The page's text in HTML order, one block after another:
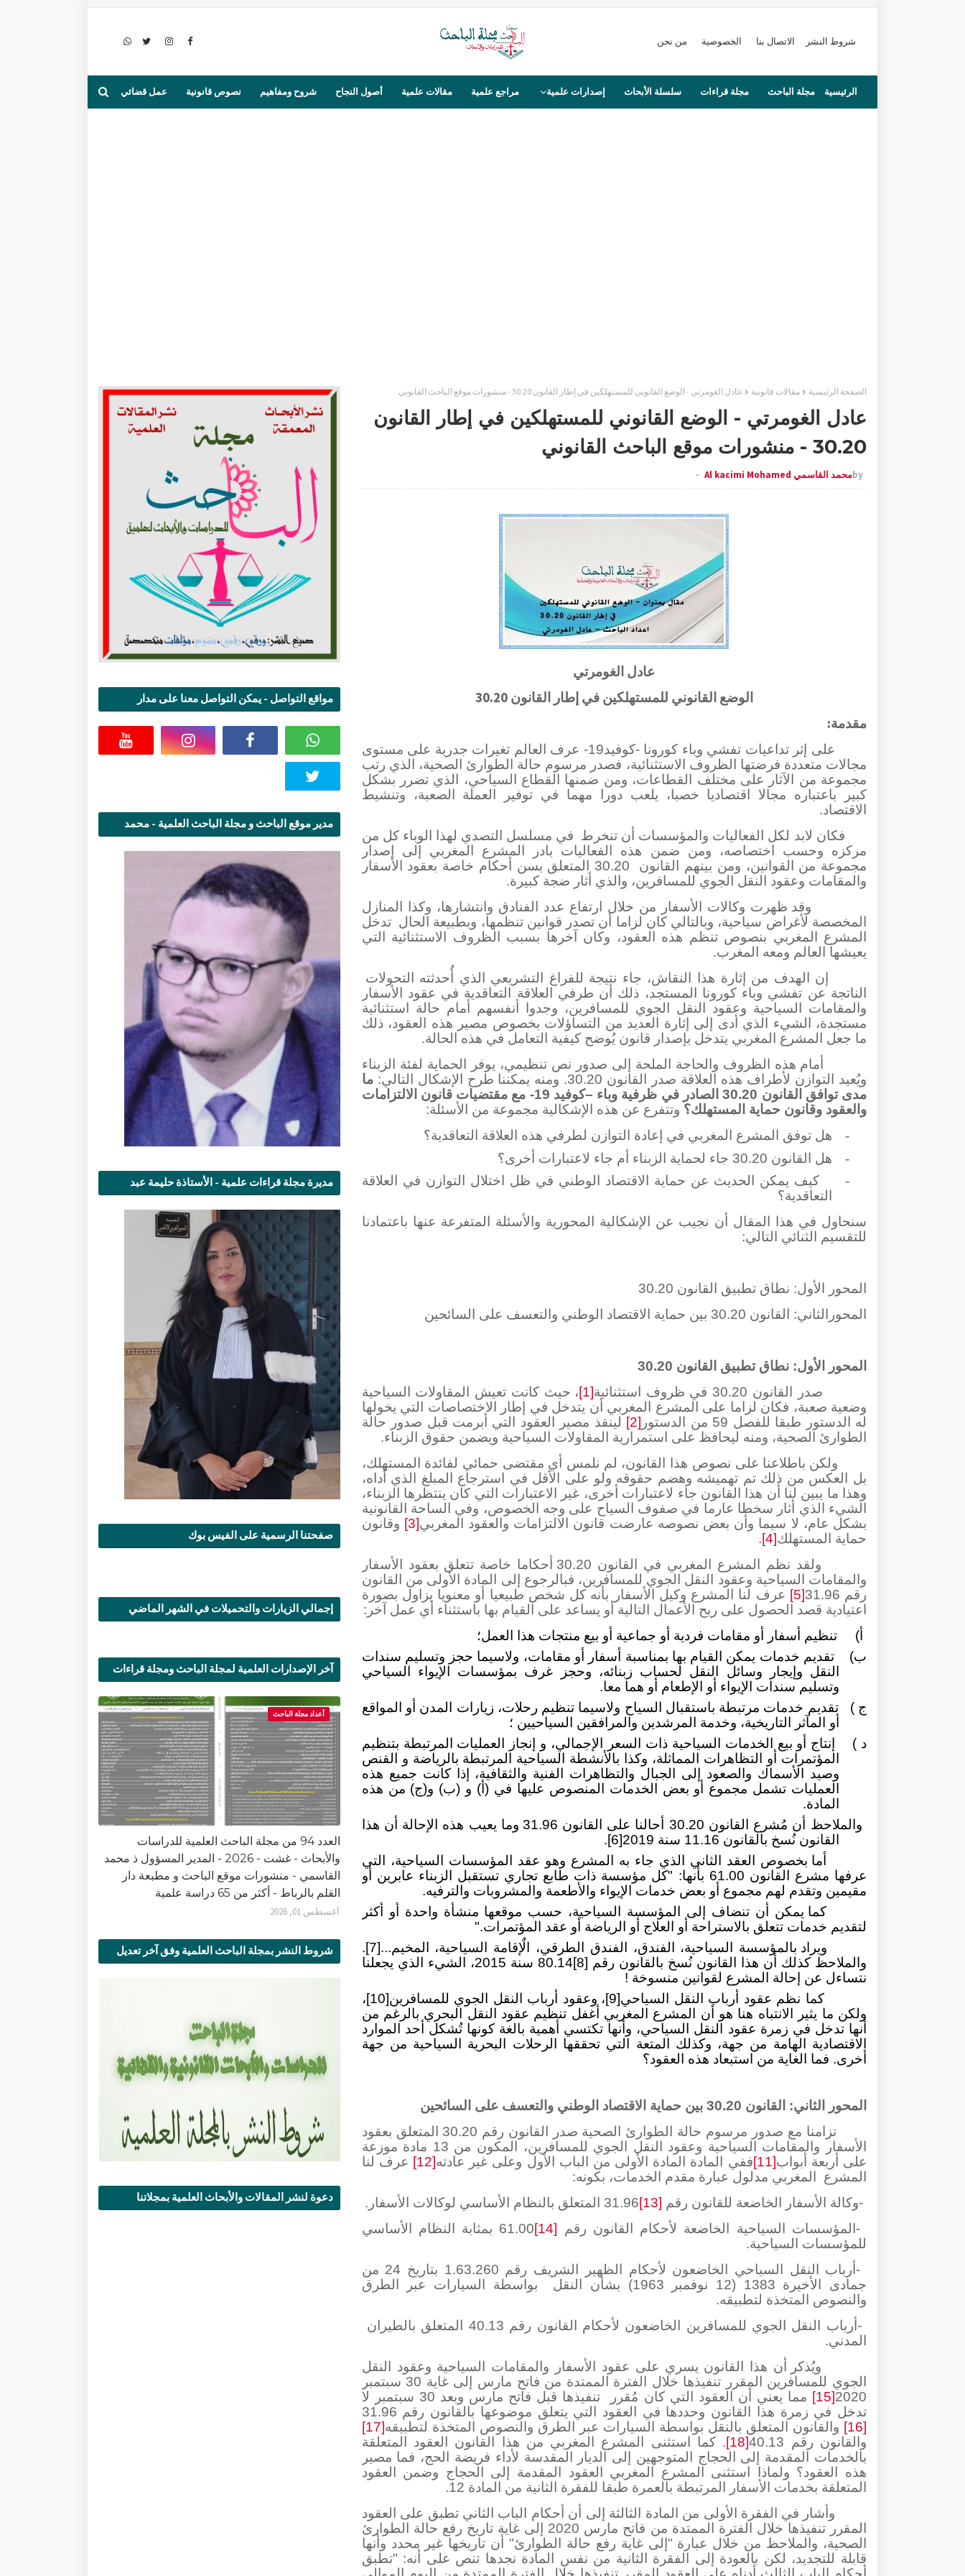
شروط النشر الاتصال بنا الخصوصية من نحن
الرئيسية مجلة الباحث مجلة قراءات سلسلة الأبحاث إصدارات علمية مراجع علمية مقالات علمية أصول النجاح شروح ومفاهيم نصوص قانونية عمل قضائي
الصفحة الرئيسية مقالات قانونية عادل الغومرتي - الوضع القانوني للمستهلكين في إطار القانون 30.20 - منشورات موقع الباحث القانوني
عادل الغومرتي - الوضع القانوني للمستهلكين في إطار القانون
30.20 - منشورات موقع الباحث القانوني
byمحمد القاسمي Al kacimi Mohamed
عادل الغومرتي
الوضع القانوني للمستهلكين في إطار القانون 30.20
مقدمة:
على إثر تداعيات تفشي وباء كورونا -كوفيد19- عرف العالم تغيرات جدرية على مستوى
مجالات متعددة فرضتها الظروف الاستثنائية، فصدر مرسوم حالة الطوارئ الصحية، الذي رتب
مجموعة من الآثار على مختلف القطاعات، ومن ضمنها القطاع السياحي، الذي تضرر بشكل
كبير باعتباره مجالا اقتصاديا خصبا، يلعب دورا مهما في توفير العملة الصعبة، وتنشيط
الاقتصاد.
فكان لابد لكل الفعاليات والمؤسسات أن تنخرط في مسلسل التصدي لهذا الوباء كل من
مركزه وحسب اختصاصه، ومن ضمن هذه الفعاليات بادر المشرع المغربي إلى إصدار
مجموعة من القوانين، ومن بينهم القانون
30.20 المتعلق بسن أحكام خاصة بعقود الأسفار
والمقامات وعقود النقل الجوي للمسافرين، والذي أثار ضجة كبيرة.
وقد ظهرت وكالات الأسفار من خلال ارتفاع عدد الفنادق وانتشارها، وكذا المنازل
المخصصة لأغراض سياحية، وبالتالي كان لزاما أن تصدر قوانين تنظمها، وبطبيعة الحال تدخل
المشرع المغربي بنصوص تنظم هذه العقود، وكان آخرها بسبب الظروف الاستثنائية التي
يعيشها العالم ومعه المغرب.
إن الهدف من إثارة هذا النقاش، جاء نتيجة للفراغ التشريعي الذي أُحدثته التحولات
الناتجة عن تفشي وباء كورونا المستجد، ذلك أن طرفي العلاقة التعاقدية في عقود الأسفار
والمقامات السياحية وعقود النقل الجوي للمسافرين، وجدوا أنفسهم أمام حالة استثنائية
مستجدة، الشيء الذي أدى إلى إثارة العديد من التساؤلات بخصوص مصير هذه العقود، ذلك
ما جعل المشرع المغربي يتدخل بإصدار قانون يُوضح كيفية التعامل في هذه الحالة.
أمام هذه الظروف والحاجة الملحة إلى صدور نص تنظيمي، يوفر الحماية لفئة الزبناء
ويُعيد التوازن لأطراف هذه العلاقة صدر القانون 30.20. ومنه يمكننا طرح الإشكال التالي:
ما
مدى توافق القانون 30.20 الصادر في ظرفية وباء –كوفيد 19- مع مقتضيات قانون الالتزامات
والعقود وقانون حماية المستهلك؟ وتتفرع عن هذه الإشكالية مجموعة من الأسئلة:
-
هل توفق المشرع المغربي في إعادة التوازن لطرفي هذه العلاقة التعاقدية؟
-
هل القانون 30.20 جاء لحماية الزبناء أم جاء لاعتبارات أخرى؟
-
كيف يمكن الحديث عن حماية الاقتصاد الوطني في ظل اختلال التوازن في العلاقة
التعاقدية؟
سنحاول في هذا المقال أن نجيب عن الإشكالية المحورية والأسئلة المتفرعة عنها باعتمادنا
للتقسيم الثنائي التالي:
المحور الأول: نطاق تطبيق القانون 30.20
المحورالثاني: القانون 30.20 بين حماية الاقتصاد الوطني والتعسف على السائحين
المحور الأول: نطاق تطبيق القانون 30.20
صدر القانون 30.20 في ظروف استثنائية
[1]، حيث كانت تعيش المقاولات السياحية
وضعية صعبة، فكان لزاما على المشرع المغربي أن يتدخل في إطار الاختصاصات التي يخولها
له الدستور طبقا للفصل 59 من الدستور
[2] لينقذ مصير العقود التي أبرمت قبل صدور حالة
الطوارئ الصحية، ومنه ليحافظ على استمرارية المقاولات السياحية ويضمن حقوق الزبناء.
ولكن باطلاعنا على نصوص هذا القانون، لم نلمس أي مقتضى حمائي لفائدة المستهلك،
بل العكس من ذلك تم تهميشه وهضم حقوقه ولو على الأقل في استرجاع المبلغ الذي أداه،
وهذا ما يبين لنا أن هذا القانون جاء لاعتبارات أخرى، غير الاعتبارات التي كان ينتظرها الزبناء،
الشيء الذي أثار سخطا عارما في صفوف السياح على وجه الخصوص، وفي الساحة القانونية
بشكل عام، لا سيما وأن بعض نصوصه عارضت قانون الالتزامات والعقود المغربي[3] وقانون
حماية المستهلك[4]
.
ولقد نظم المشرع المغربي في القانون 30.20 أحكاما خاصة تتعلق بعقود الأسفار
والمقامات السياحية وعقود النقل الجوي للمسافرين، فبالرجوع إلى المادة الأولى من القانون
رقم 31.96
[5] عرف لنا المشرع وكيل الأسفار بأنه كل شخص طبيعيا أو معنويا يزاول بصورة
اعتيادية قصد الحصول على ربح الأعمال التالية أو يساعد على القيام بها باستثناء أي عمل آخر:
أ) تنظيم أسفار أو مقامات فردية أو جماعية أو بيع منتجات هذا العمل؛
ب) تقديم خدمات يمكن القيام بها بمناسبة أسفار أو مقامات، ولاسيما حجز وتسليم سندات
النقل وإيجار وسائل النقل لحساب زبنائه، وحجز غرف بمؤسسات الإيواء السياحي
وتسليم سندات الإيواء أو الإطعام أو هما معا.
ج ) تقديم خدمات مرتبطة باستقبال السياح ولاسيما تنظيم رحلات، زيارات المدن أو المواقع
أو المآثر التاريخية، وخدمة المرشدين والمرافقين السياحيين ؛
د ) إنتاج أو بيع الخدمات السياحية ذات السعر الإجمالي، و إنجاز العمليات المرتبطة بتنظيم
المؤتمرات أو التظاهرات المماثلة، وكذا بالأنشطة السياحية المرتبطة بالرياضة و القنص
وصيد الأسماك والصعود إلى الجبال والتظاهرات الفنية والثقافية، إذا كانت جميع هذه
العمليات تشمل مجموع أو بعض الخدمات المنصوص عليها في (أ) و (ب) و(ج) من هذه
المادة.
والملاحظ أن مُشرع القانون 30.20 أحالنا على القانون 31.96 وما يعيب هذه الإحالة أن هذا
القانون نُسخ بالقانون 11.16 سنة 2019
[6]
.
أما بخصوص العقد الثاني الذي جاء به المشرع وهو عقد المؤسسات السياحية، التي
عرفها مشرع القانون 61.00 بأنها: "كل مؤسسة ذات طابع تجاري تستقبل الزبناء عابرين أو
مقيمين وتقدم لهم مجموع أو بعض خدمات الإيواء والأطعمة والمشروبات والترفيه.
كما يمكن أن تنضاف إلى المؤسسة السياحية، حسب موقعها منشأة واحدة أو أكثر
لتقديم خدمات تتعلق بالاستراحة أو العلاج أو الرياضة أو عقد المؤتمرات."
ويراد بالمؤسسة السياحية، الفندق، الفندق الطرقي، الٌإقامة السياحية، المخيم...[7]
.
والملاحظ كذلك أن هذا القانون نُسخ بالقانون رقم [8]
80.14 سنة 2015، الشيء الذي يجعلنا
نتساءل عن إحالة المشرع لقوانين منسوخة !
كما نظم عقود أرباب النقل السياحي[9]، وعقود أرباب النقل الجوي للمسافرين[10]،
ولكن ما يثير الانتباه هنا هو أن المشرع المغربي أغفل تنظيم عقود النقل البحري بالرغم من
أنها تدخل في زمرة عقود النقل السياحي، وأنها تكتسي أهمية بالغة كونها تُشكل أحد الموارد
الاقتصادية الهامة من جهة، وكذلك المتعة التي تحققها الرحلات البحرية السياحية من جهة
أخرى. فما الغاية من استبعاد هذه العقود؟
المحور الثاني: القانون 30.20 بين حماية الاقتصاد الوطني والتعسف على السائحين
تزامنا مع صدور مرسوم حالة الطوارئ الصحية صدر القانون رقم 30.20 المتعلق بعقود
الأسفار والمقامات السياحية وعقود النقل الجوي للمسافرين، المكون من 13 مادة موزعة
على أربعة أبواب[11]ففي المادة المادة الأولى من الباب الأول وعلى غير عادته[12] عرف لنا
المشرع
المغربي مدلول عبارة مقدم الخدمات، بكونه:
-وكالة الأسفار الخاضعة للقانون رقم [13]31.96 المتعلق بالنظام الأساسي لوكالات الأسفار
.
- المؤسسات السياحية الخاضعة لأحكام القانون رقم [14]
61.00 بمثابة النظام الأساسي
للمؤسسات السياحية.
-
أرباب النقل السياحي الخاضعون لأحكام الظهير الشريف رقم 1.63.260 بتاريخ 24 من
جمادى الأخيرة 1383 (12 نوفمبر 1963) بشأن النقل
بواسطة السيارات عبر الطرق
والنصوص المتخذة لتطبيقه.
- أرباب النقل الجوي للمسافرين الخاضعون لأحكام القانون رقم 40.13 المتعلق بالطيران
المدني.
ويُذكر أن هذا القانون يسري على عقود الأسفار والمقامات السياحية وعقود النقل
الجوي للمسافرين المقرر تنفيذها خلال الفترة الممتدة من فاتح مارس إلى غاية 30 سبتمبر
2020
[15] مما يعني أن العقود التي كان مُقرر
تنفيذها قبل فاتح مارس وبعد 30 سبتمبر لا
تدخل في زمرة هذا القانون وحددها في العقود التي يتعلق موضوعها بالقانون رقم 31.96
[16] والقانون المتعلق بالنقل بواسطة السيارات عبر الطرق والنصوص المتخذة لتطبيقه[17]
والقانون رقم 40.13
[18]. كما استثنى المشرع المغربي من هذا القانون العقود المتعلقة
بالخدمات المقدمة إلى الحجاج المتوجهين إلى الديار المقدسة لأداء فريضة الحج، فما مصير
هذه العقود؟ ولماذا استثنى المشرع المغربي العقود المقدمة إلى الحجاج وضمن العقود
المتعلقة بخدمات الأسفار المرتبطة بالعمرة طبقا للفقرة الثانية من المادة 12
.
وأشار في الفقرة الأولى من المادة الثالثة إلى أن أحكام الباب الثاني تطبق على العقود
المقرر تنفيذها خلال الفترة الممتدة من فاتح مارس 2020 إلى غاية تاريخ رفع حالة الطوارئ
الصحية، والملاحظ من خلال عبارة "إلى غاية رفع حالة الطوارئ" أن تاريخها غير محدد وأنها
قابلة للتجديد، لكن بالعودة إلى الفقرة الثانية من نفس المادة نجدها تنص على أنه: "تطبق
مواقع التواصل - يمكن التواصل معنا على مدار
مدير موقع الباحث و مجلة الباحث العلمية - محمد
مديرة مجلة قراءات علمية - الأستاذة حليمة عبد
صفحتنا الرسمية على الفيس بوك
إجمالي الزيارات والتحميلات في الشهر الماضي
آخر الإصدارات العلمية لمجلة الباحث ومجلة قراءات
أعداد مجلة الباحث
العدد 94 من مجلة الباحث العلمية للدراسات
والأبحاث - غشت - 2026 - المدير المسؤول ذ محمد
القاسمي - منشورات موقع الباحث و مطبعة دار
القلم بالرباط - أكثر من 65 دراسة علمية
أغسطس 01, 2026
شروط النشر بمجلة الباحث العلمية وفق آخر تعديل
دعوة لنشر المقالات والأبحاث العلمية بمجلاتنا